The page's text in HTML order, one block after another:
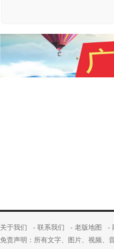
关于我们 - 联系我们 - 老版地图 -
免责声明：所有文字、图片、视频、